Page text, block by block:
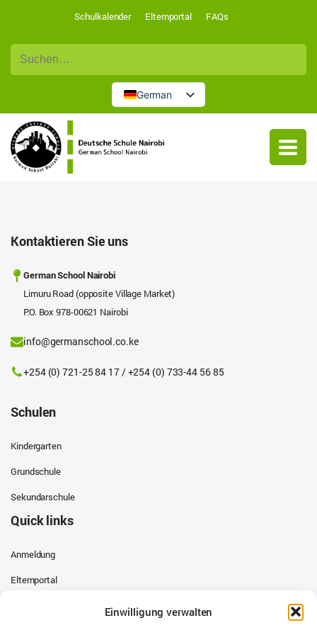
Einwilligung verwalten
Schulkalender Elternportal FAQs
Suche
nach:
German
Kontaktieren Sie uns
German School Nairobi
Limuru Road (opposite Village Market)
P.O. Box 978-00621 Nairobi
info@germanschool.co.ke
+254 (0) 721-25 84 17 / +254 (0) 733-44 56 85
Schulen
Kindergarten
Grundschule
Sekundarschule
Quick links
Anmeldung
Elternportal